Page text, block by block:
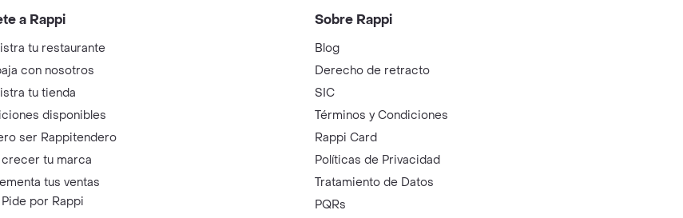
a Rappi
tu restaurante
con nosotros
tu tienda
disponibles
ser Rappitendero
crecer tu marca
tus ventas
por Rappi
Sobre Rappi
Blog
Derecho de retracto
SIC
Términos y Condiciones
Rappi Card
Políticas de Privacidad
Tratamiento de Datos
PQRs